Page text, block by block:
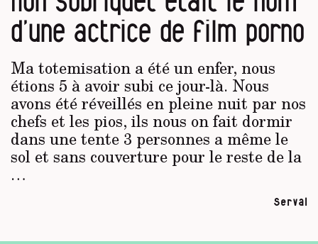
d’une actrice de film porno
Ma totemisation a été un enfer, nous
étions 5 à avoir subi ce jour-là. Nous
avons été réveillés en pleine nuit par nos
chefs et les pios, ils nous on fait dormir
dans une tente 3 personnes a même le
sol et sans couverture pour le reste de la
…
Serval